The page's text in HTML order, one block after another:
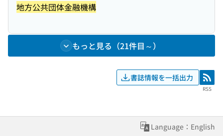
地方公共団体金融機構
もっと見る（21件目～）
書誌情報を一括出力 RSS
RSS
Language：English